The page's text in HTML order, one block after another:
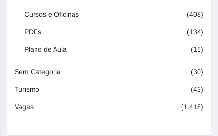
Cursos e Oficinas (408)
PDFs (134)
Plano de Aula (15)
Sem Categoria (30)
Turismo (43)
Vagas (1.418)